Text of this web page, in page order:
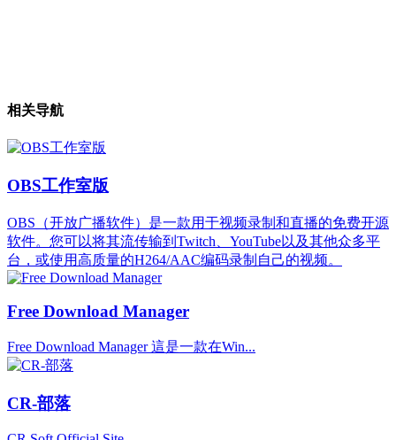
相关导航
OBS工作室版
OBS（开放广播软件）是一款用于视频录制和直播的免费开源
软件。您可以将其流传输到Twitch、YouTube以及其他众多平
台，或使用高质量的H264/AAC编码录制自己的视频。
Free Download Manager
Free Download Manager 這是一款在Win...
CR-部落